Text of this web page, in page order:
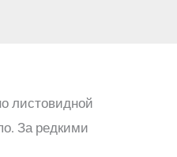
листовидной
За редкими